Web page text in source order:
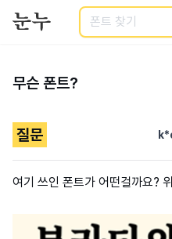
검색
무슨 폰트?
질문
여기 쓰인 폰트가 어떤걸까요?